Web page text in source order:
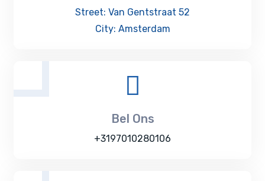
Street: Van Gentstraat 52
City: Amsterdam
Bel Ons
+3197010280106